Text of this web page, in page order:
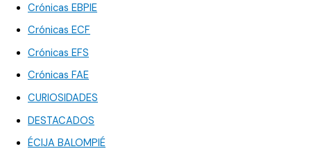
Crónicas EBPIE
Crónicas ECF
Crónicas EFS
Crónicas FAE
CURIOSIDADES
DESTACADOS
ÉCIJA BALOMPIÉ